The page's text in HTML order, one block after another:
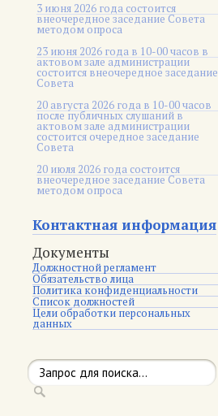
3 июня 2026 года состоится
внеочередное заседание Совета
методом опроса
23 июня 2026 года в 10-00 часов в
актовом зале администрации
состоится внеочередное заседание
Совета
20 августа 2026 года в 10-00 часов
после публичных слушаний в
актовом зале администрации
состоится очередное заседание
Совета
20 июля 2026 года состоится
внеочередное заседание Совета
методом опроса
Контактная информация
Документы
Должностной регламент
Обязательство лица
Политика конфиденциальности
Список должностей
Цели обработки персональных
данных